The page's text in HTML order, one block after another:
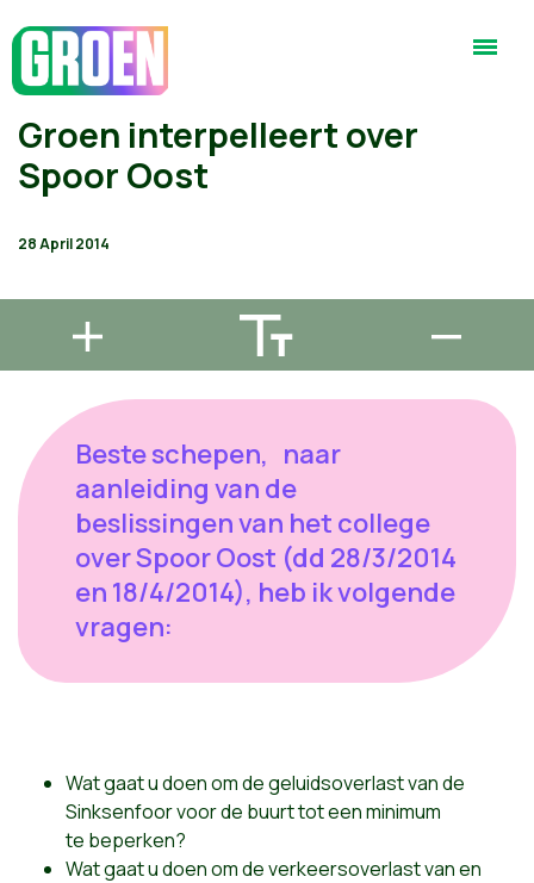
Groen interpelleert over
Spoor Oost
28 April 2014
Beste schepen, naar
aanleiding van de
beslissingen van het college
over Spoor Oost (dd 28/3/2014
en 18/4/2014), heb ik volgende
vragen:
Wat gaat u doen om de geluidsoverlast van de
Sinksenfoor voor de buurt tot een minimum
te beperken?
Wat gaat u doen om de verkeersoverlast van en